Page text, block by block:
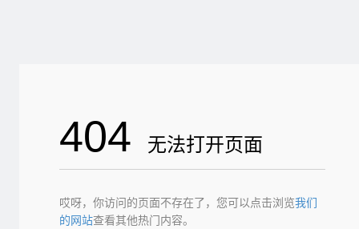
404 无法打开页面
哎呀，你访问的页面不存在了，您可以点击浏览我们
的网站查看其他热门内容。